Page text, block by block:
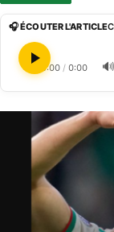
🎧 ÉCOUTER L'ARTICLE
0:00 / 0:00 🔊